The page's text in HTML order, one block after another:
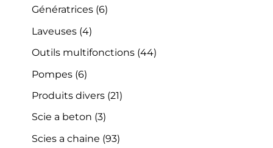
Génératrices (6)
Laveuses (4)
Outils multifonctions (44)
Pompes (6)
Produits divers (21)
Scie a beton (3)
Scies a chaine (93)